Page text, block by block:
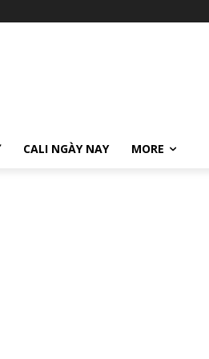
CALI NGÀY NAY MORE